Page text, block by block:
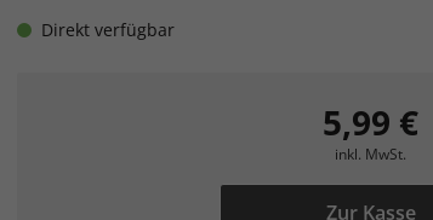
Direkt verfügbar
5,99 €
inkl. MwSt.
Zur Kasse